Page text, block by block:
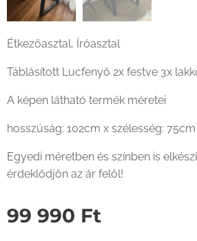
Étkezőasztal, Íróasztal
Táblásított Lucfenyő 2x festve 3x
A képen látható termék méretei
hosszúság: 102cm x szélesség:
Egyedi méretben és színben is
érdeklődjön az ár felől!
99 990 Ft